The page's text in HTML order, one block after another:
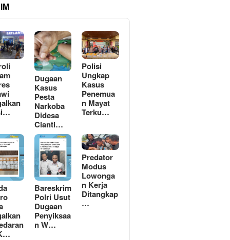
Dugaan
Kasus
Pesta
Narkoba
Didesa
Cianti…
Polisi
Ungkap
Kasus
Penemua
n Mayat
Terku…
Bareskrim
Polri Usut
Dugaan
Penyiksaa
n W…
Predator
Modus
Lowonga
n Kerja
Ditangkap
…